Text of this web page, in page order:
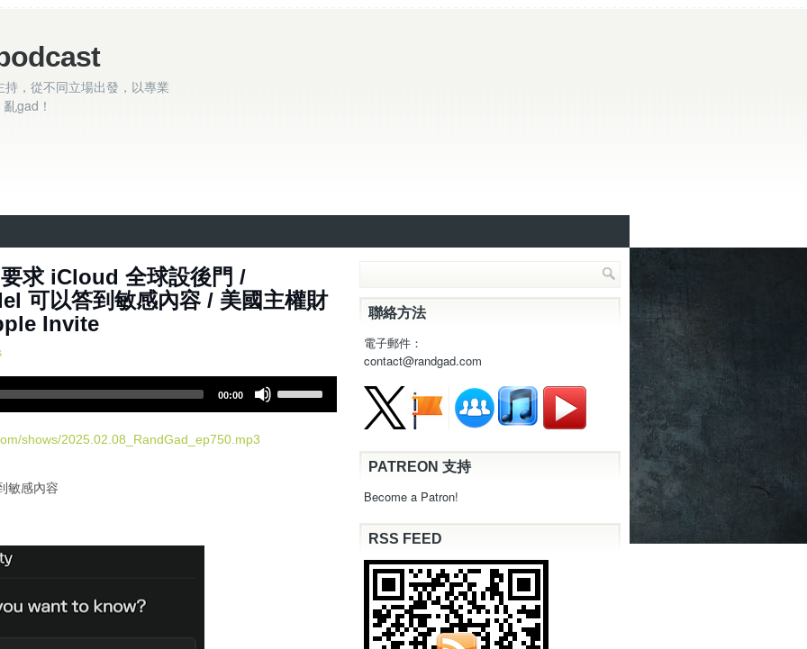
，從不同立場出發，以專業
gad！
求 iCloud 全球設後門 /
可以答到敏感內容 / 美國主權財
Invite
00:00
s
shows/2025.02.08_RandGad_ep750.mp3
敏感內容
聯絡方法
電子郵件：
contact@randgad.com
PATREON 支持
Become a Patron!
RSS FEED